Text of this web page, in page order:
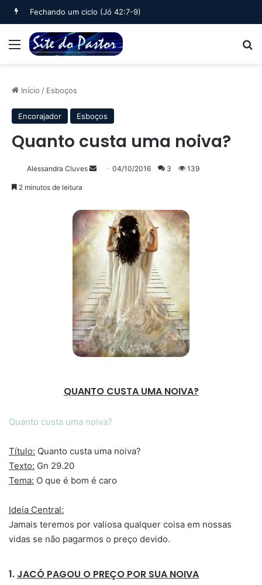
Fechando um ciclo (Jó 42:7-9)
Menu
Início / Esboços
Encorajador Esboços
Quanto custa uma noiva?
Alessandra Cluves
Mande
mail
04/10/2016 3 139
2 minutos de leitura
QUANTO CUSTA UMA NOIVA?
Quanto custa uma noiva?
Título: Quanto custa uma noiva?
Texto: Gn 29.20
Tema: O que é bom é caro
Ideia Central:
Jamais teremos por valiosa qualquer coisa em nossas
vidas se não pagarmos o preço devido.
1. JACÓ PAGOU O PREÇO POR SUA NOIVA